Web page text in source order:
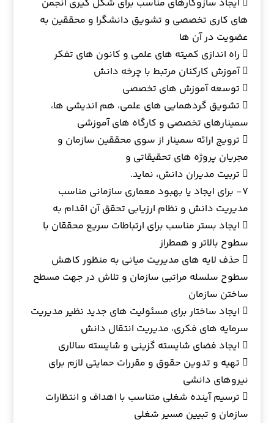
 ایجاد سازوکارهای مناسب برای شکل گیری انجمن
های کاری تخصصی و تشویق دانشگرا و محققین به
عضویت در آن ها
 راه اندازی کمیته های علمی و کانون های تفکر
 آموزش کارکنان مرتبط با چرخه دانش
 توسعه آموزش های تخصصی
 تشویق گردهمایی های علمی، هم اندیشی ها،
سمینارهای تخصصی و کارگاه های آموزشی
 ترویج ارائه سمینار از سوی محققین سازمان و
مجریان پروژه های تحقیقاتی و
 تربیت مدیران دانش، نماید.
۷- برای ایجاد یا بهبود معماری سازمانی مناسب
مدیریت دانش و نظام ارزیابی تحقق آن اقدام به
 ایجاد بستر مناسب برای ارتباطات سریع محققان با
سطوح بالاتر و همطراز
 حذف لایه های مدیریت میانی به منظور کاهش
سطوح سلسله مراتبی سازمان و تلاش در جهت مسطح
ساختن سازمان
 ایجاد ساختار برای مسئولیت های جدید نظیر مدیریت
سرمایه های فکری، مدیریت انتقال دانش
 ایجاد فضای شایسته گزینی و شایسته سالاری
 تهیه و تدوین حقوق و مقررات حمایتی لازم برای
نیروهای دانشی
 ترسیم آینده شغلی متناسب با اهداف و انتظارات
سازمان و تبیین مسیر شغلی